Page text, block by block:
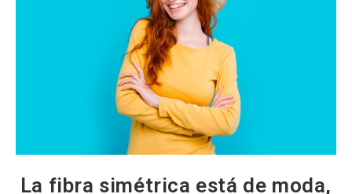
La fibra simétrica está de moda,